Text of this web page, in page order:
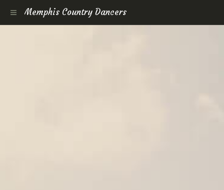
Memphis Country Dancers